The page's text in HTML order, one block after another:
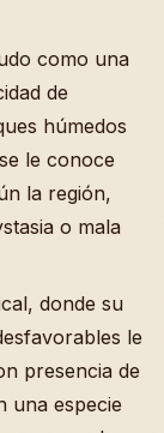
como una
de
húmedos
le conoce
la región,
o mala
donde su
le
presencia de
una especie